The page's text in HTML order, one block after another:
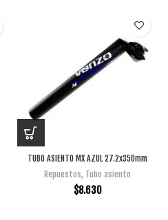
TUBO ASIENTO MX AZUL 27.2x350mm
Repuestos, Tubo asiento
$8.630